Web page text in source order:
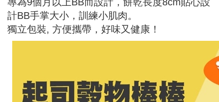
計BB手掌大小，訓練小肌肉。
獨立包裝, 方便攜帶，好味又健康！